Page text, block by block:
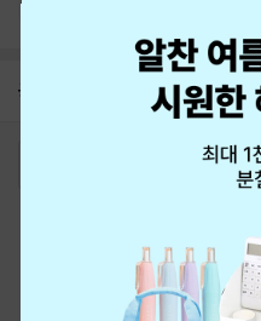
공지 8월 신용카드 무이자할부 안내
최
eBook 1:1
예스이십사(
이용약관
개인정보